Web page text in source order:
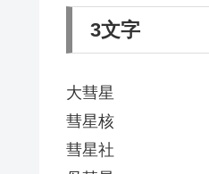
3文字
大彗星
彗星核
彗星社